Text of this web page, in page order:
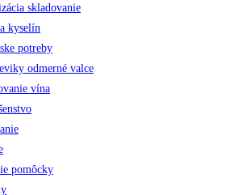
skladovanie
kyselín
potreby
odmerné valce
vína
pomôcky